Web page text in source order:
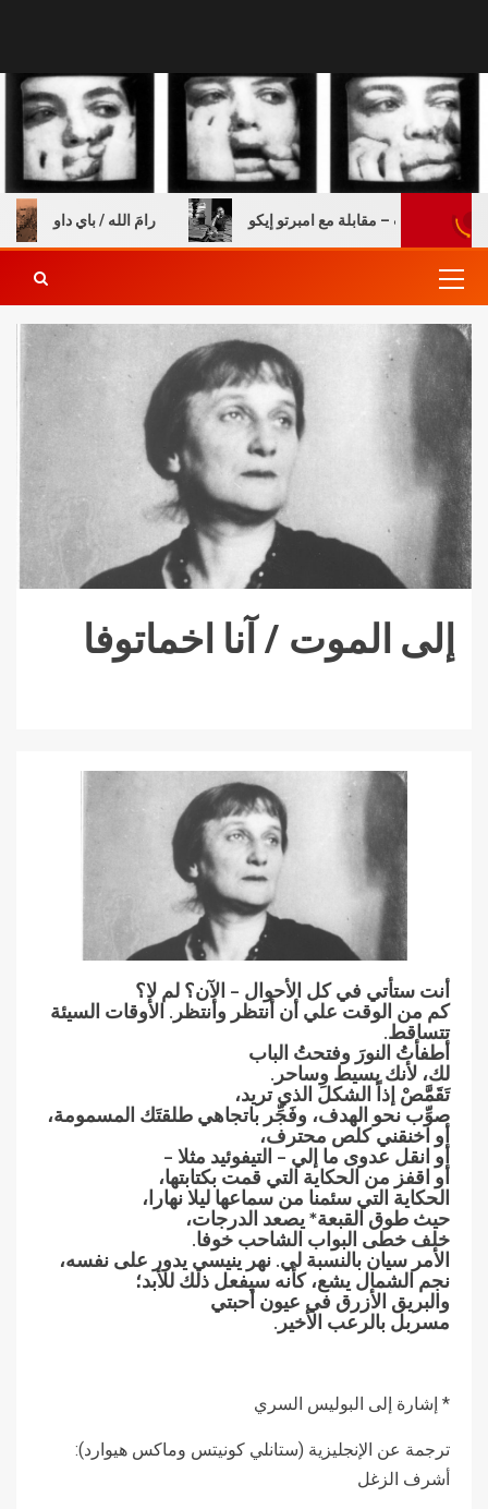
رامَ الله / باي داو والكتب – مقابلة مع امبرتو إيكو
إلى الموت / آنا اخماتوفا
أنت ستأتي في كل الأحوال – الآن؟ لم لا؟
كم من الوقت علي أن أنتظر وأنتظر. الأوقات السيئة
تتساقط.
أطفأتُ النورَ وفتحتُ الباب
لك، لأنك بسيط وساحر.
تَقَمَّصْ إذاً الشكلَ الذي تريد،
صوِّب نحو الهدف، وفَجِّر باتجاهي طلقتَك المسمومة،
أو اخنقني كلص محترف،
أو انقل عدوى ما إلي – التيفوئيد مثلا –
أو اقفز من الحكاية التي قمت بكتابتها،
الحكاية التي سئمنا من سماعها ليلا نهارا،
حيث طوق القبعة* يصعد الدرجات،
خلف خطى البواب الشاحب خوفا.
الأمر سيان بالنسبة لي. نهر ينيسي يدور على نفسه،
نجم الشمال يشع، كأنه سيفعل ذلك للأبد؛
والبريق الأزرق في عيون أحبتي
مسربل بالرعب الأخير.
* إشارة إلى البوليس السري
ترجمة عن الإنجليزية (ستانلي كونيتس وماكس هيوارد):
أشرف الزغل